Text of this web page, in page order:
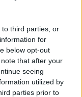
third parties, or
for
below opt-out
that after your
seeing
utilized by
parties prior to
försiktigt. Vi
mil.
någon annan
kommer en
teknikerna.